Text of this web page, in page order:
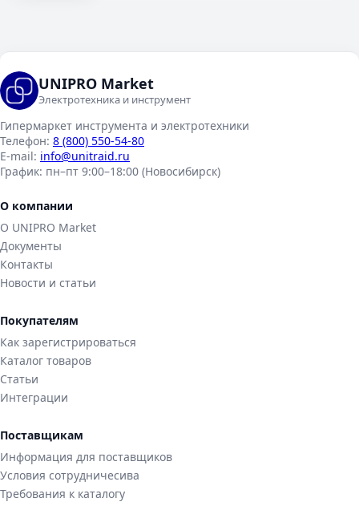
UNIPRO Market
Электротехника и инструмент
Гипермаркет инструмента и электротехники
Телефон: 8 (800) 550-54-80
E-mail: info@unitraid.ru
График: пн–пт 9:00–18:00 (Новосибирск)
О компании
О UNIPRO Market
Документы
Контакты
Новости и статьи
Покупателям
Как зарегистрироваться
Каталог товаров
Статьи
Интеграции
Поставщикам
Информация для поставщиков
Условия сотрудничесива
Требования к каталогу